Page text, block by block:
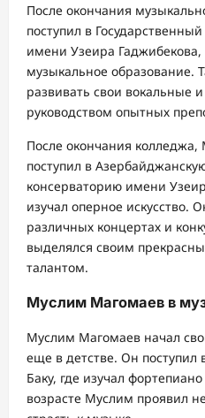
После окончания
поступил в
имени Узеира
музыкальное образование.
развивать свои вокальные
руководством опытных
После окончания
поступил в
консерваторию имени
изучал оперное искусство.
различных концертах и
выделялся своим
талантом.
Муслим Магомаев в
Муслим Магомаев начал
еще в детстве. Он
Баку, где изучал
возрасте Муслим проявил